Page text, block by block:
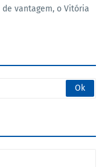
vantagem, o Vitória